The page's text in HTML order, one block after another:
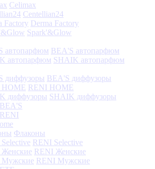
Celimax
Centellian24
Derma Factory
Spark'&Glow
BEA'S автопарфюм
SHAIK автопарфюм
BEA'S диффузоры
RENI HOME
SHAIK диффузоры
Флаконы
RENI Selective
RENI Женские
RENI Мужские